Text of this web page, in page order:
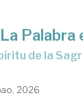
Palabra
de la
2026